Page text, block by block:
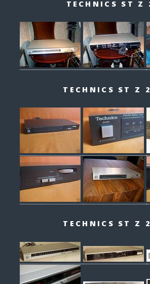
TECHNICS ST Z
TECHNICS ST Z
TECHNICS ST Z